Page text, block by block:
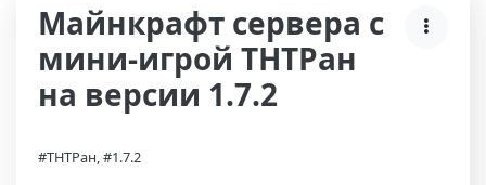
Майнкрафт сервера с
мини-игрой ТНТРан
на версии 1.7.2
#ТНТРан, #1.7.2